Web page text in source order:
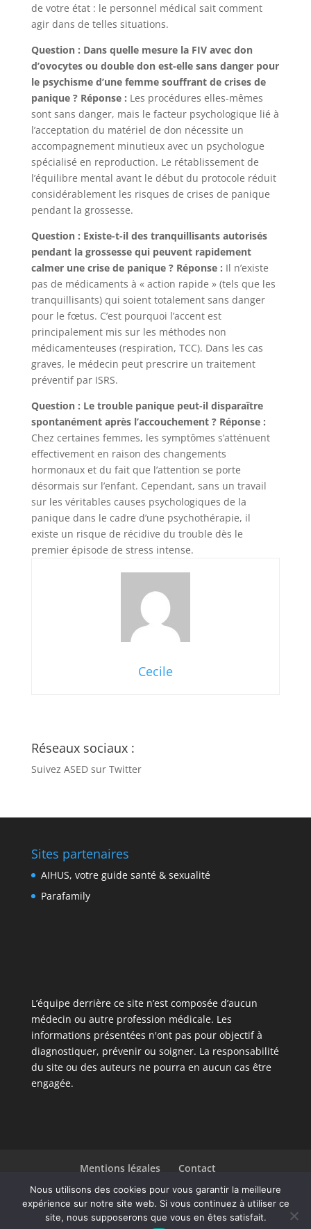
de votre état : le personnel médical sait comment
agir dans de telles situations.
Question : Dans quelle mesure la FIV avec don
d’ovocytes ou double don est-elle sans danger pour
le psychisme d’une femme souffrant de crises de
panique ? Réponse : Les procédures elles-mêmes
sont sans danger, mais le facteur psychologique lié à
l’acceptation du matériel de don nécessite un
accompagnement minutieux avec un psychologue
spécialisé en reproduction. Le rétablissement de
l’équilibre mental avant le début du protocole réduit
considérablement les risques de crises de panique
pendant la grossesse.
Question : Existe-t-il des tranquillisants autorisés
pendant la grossesse qui peuvent rapidement
calmer une crise de panique ? Réponse : Il n’existe
pas de médicaments à « action rapide » (tels que les
tranquillisants) qui soient totalement sans danger
pour le fœtus. C’est pourquoi l’accent est
principalement mis sur les méthodes non
médicamenteuses (respiration, TCC). Dans les cas
graves, le médecin peut prescrire un traitement
préventif par ISRS.
Question : Le trouble panique peut-il disparaître
spontanément après l’accouchement ? Réponse :
Chez certaines femmes, les symptômes s’atténuent
effectivement en raison des changements
hormonaux et du fait que l’attention se porte
désormais sur l’enfant. Cependant, sans un travail
sur les véritables causes psychologiques de la
panique dans le cadre d’une psychothérapie, il
existe un risque de récidive du trouble dès le
premier épisode de stress intense.
Cecile
Réseaux sociaux :
Suivez ASED sur Twitter
Sites partenaires
AIHUS, votre guide santé & sexualité
Parafamily
L’équipe derrière ce site n’est composée d’aucun
médecin ou autre profession médicale. Les
informations présentées n'ont pas pour objectif à
diagnostiquer, prévenir ou soigner. La responsabilité
du site ou des auteurs ne pourra en aucun cas être
engagée.
Mentions légales
Contact
Liste des articles
Design deElegant Themes| Propulsé par
Nous utilisons des cookies pour vous garantir la meilleure
expérience sur notre site web. Si vous continuez à utiliser ce
site, nous supposerons que vous en êtes satisfait.